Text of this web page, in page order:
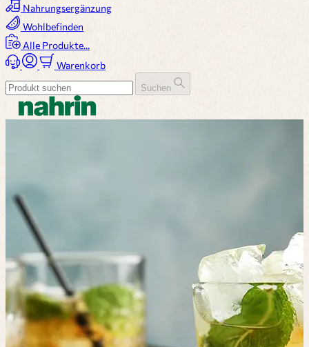
Nahrungsergänzung
Wohlbefinden
Alle Produkte...
Warenkorb
Suchen